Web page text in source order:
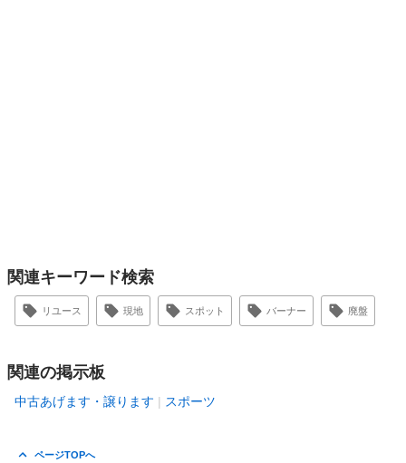
関連キーワード検索
リユース 現地 スポット バーナー 廃盤
関連の掲示板
中古あげます・譲ります スポーツ
ページTOPへ